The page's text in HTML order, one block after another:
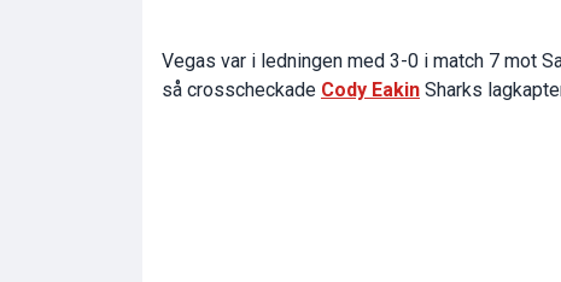
Vegas var i ledningen med 3-0 i match 7 mot
så crosscheckade Cody Eakin Sharks